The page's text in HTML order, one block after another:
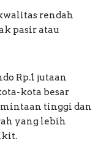
rendah
pasir atau
Rp.1 jutaan
kota besar
tinggi dan
yang lebih